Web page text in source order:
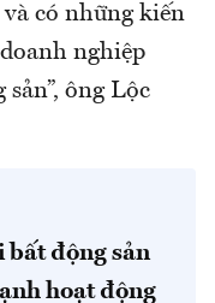
có những kiến
nghiệp
ông Lộc
động sản
hoạt động